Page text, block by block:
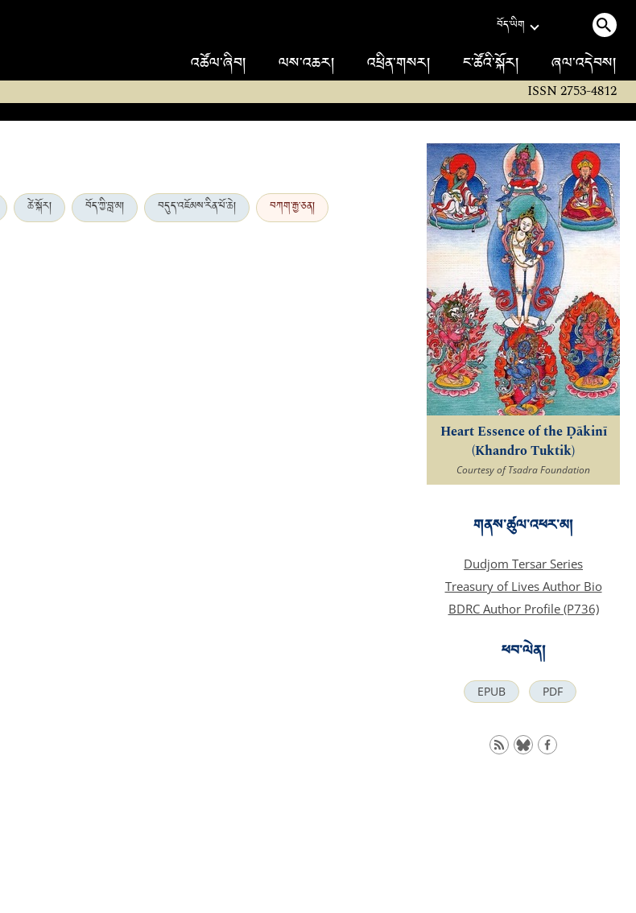
བོད་ཡིག
འཚོལ་ཞིབ། ལས་འཆར། འཕྲིན་གསར། ང་ཚོའི་སྐོར། ཞལ་འདེབས།
ISSN 2753-4812
ཚེ་སྐོར། བོད་ཀྱི་བླ་མ། བདུད་འཇོམས་རིན་པོ་ཆེ། བཀག་རྒྱ་ཅན།
Heart Essence of the Ḍākinī
(Khandro Tuktik)
Courtesy of Tsadra Foundation
གནས་ཚུལ་འཕར་མ།
Dudjom Tersar Series
Treasury of Lives Author Bio
BDRC Author Profile (P736)
ཕབ་ལེན།
EPUB PDF